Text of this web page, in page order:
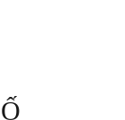
và là phụ kiện